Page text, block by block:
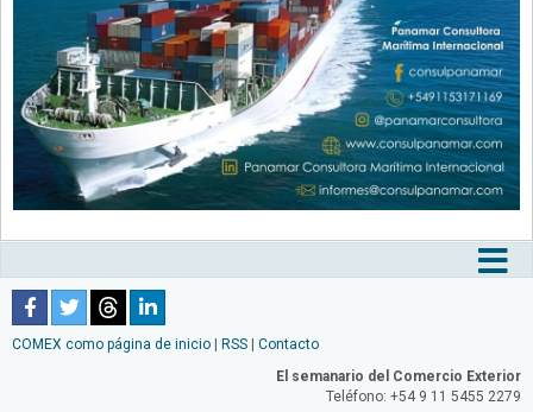
COMEX como página de inicio | RSS | Contacto
El semanario del Comercio Exterior
Teléfono: +54 9 11 5455 2279